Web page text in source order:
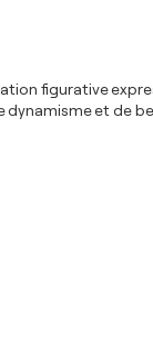
figurative
dynamisme et de